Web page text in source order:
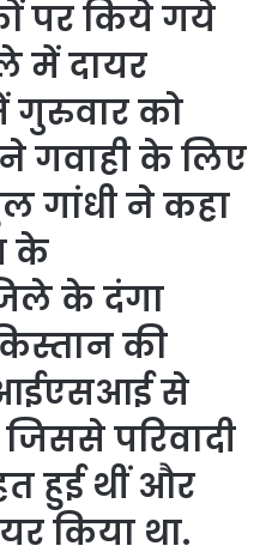
पर किये गये
में दायर
गुरुवार को
गवाही के लिए
गांधी ने कहा
के
के दंगा
की
से
परिवादी
हुई थीं और
किया था.